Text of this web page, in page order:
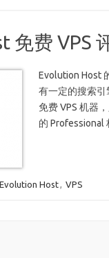
免费 VPS
Evolution Host
有一定的搜索
免费 VPS 机器
的 Professional
Evolution Host, VPS